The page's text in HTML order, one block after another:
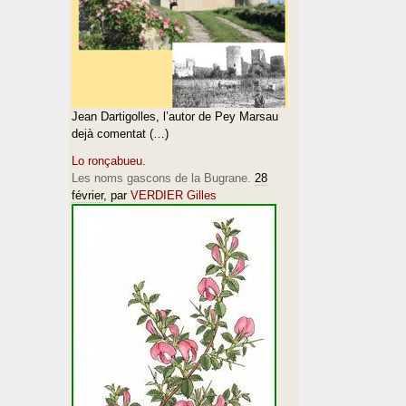
Jean Dartigolles, l’autor de Pey Marsau
dejà comentat (…)
Lo ronçabueu.
Les noms gascons de la Bugrane. 28
février, par VERDIER Gilles